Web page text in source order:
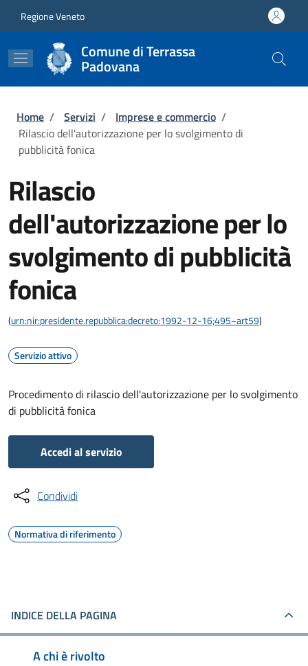
Regione Veneto
Comune di Terrassa
Padovana
Briciole di pane
Home / Servizi / Imprese e commercio /
Rilascio dell'autorizzazione per lo svolgimento di
pubblicità fonica
Rilascio
dell'autorizzazione per lo
svolgimento di pubblicità
fonica
(urn:nir:presidente.repubblica:decreto:1992-12-16;495~art59)
Servizio attivo
Procedimento di rilascio dell'autorizzazione per lo svolgimento
di pubblicità fonica
Accedi al servizio
Condividi
Normativa di riferimento
INDICE DELLA PAGINA
A chi è rivolto